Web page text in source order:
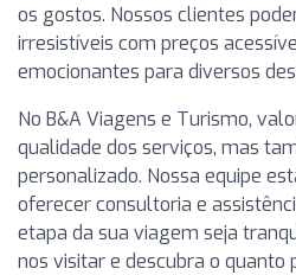
os gostos. Nossos clientes
irresistíveis com preços
emocionantes para diversos
No B&A Viagens e Turismo,
qualidade dos serviços, mas
personalizado. Nossa equipe
oferecer consultoria e
etapa da sua viagem seja
nos visitar e descubra o quanto